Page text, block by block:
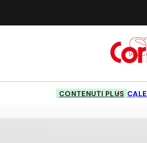
CONTENUTI PLUS